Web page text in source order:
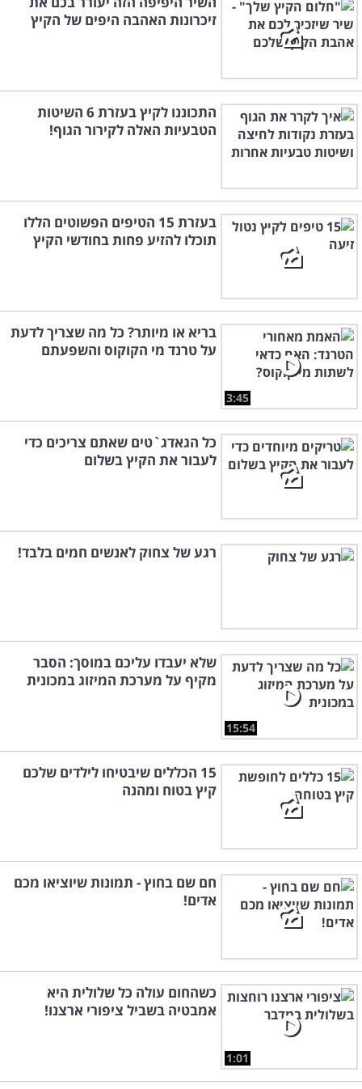
זיכרונות האהבה היפים של הקיץ
התכוננו לקיץ בעזרת 6 השיטות
הטבעיות האלה לקירור הגוף!
בעזרת 15 הטיפים הפשוטים הללו
תוכלו להזיע פחות בחודשי הקיץ
3:45
בריא או מיותר? כל מה שצריך לדעת
על טרנד מי הקוקוס והשפעתם
כל הגאדג`טים שאתם צריכים כדי
לעבור את הקיץ בשלום
רגע של צחוק לאנשים חמים בלבד!
15:54
שלא יעבדו עליכם במוסך: הסבר
מקיף על מערכת המיזוג במכונית
15 הכללים שיבטיחו לילדים שלכם
קיץ בטוח ומהנה
חם שם בחוץ - תמונות שיוציאו מכם
אדים!
1:01
כשהחום עולה כל שלולית היא
אמבטיה בשביל ציפורי ארצנו!